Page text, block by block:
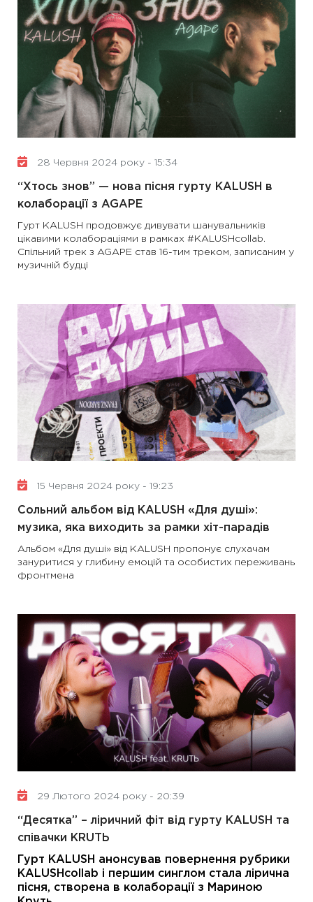
28 Червня 2024 року - 15:34
“Хтось знов” — нова пісня гурту KALUSH в
колаборації з AGAPE
Гурт KALUSH продовжує дивувати шанувальників
цікавими колабораціями в рамках #KALUSHcollab.
Спільний трек з AGAPE став 16-тим треком, записаним у
музичній будці
15 Червня 2024 року - 19:23
Сольний альбом від KALUSH «Для душі»:
музика, яка виходить за рамки хіт-парадів
Альбом «Для душі» від KALUSH пропонує слухачам
зануритися у глибину емоцій та особистих переживань
фронтмена
29 Лютого 2024 року - 20:39
“Десятка” – ліричний фіт від гурту KALUSH та
співачки KRUTЬ
Гурт KALUSH анонсував повернення рубрики
KALUSHcollab і першим синглом стала лірична
пісня, створена в колаборації з Мариною